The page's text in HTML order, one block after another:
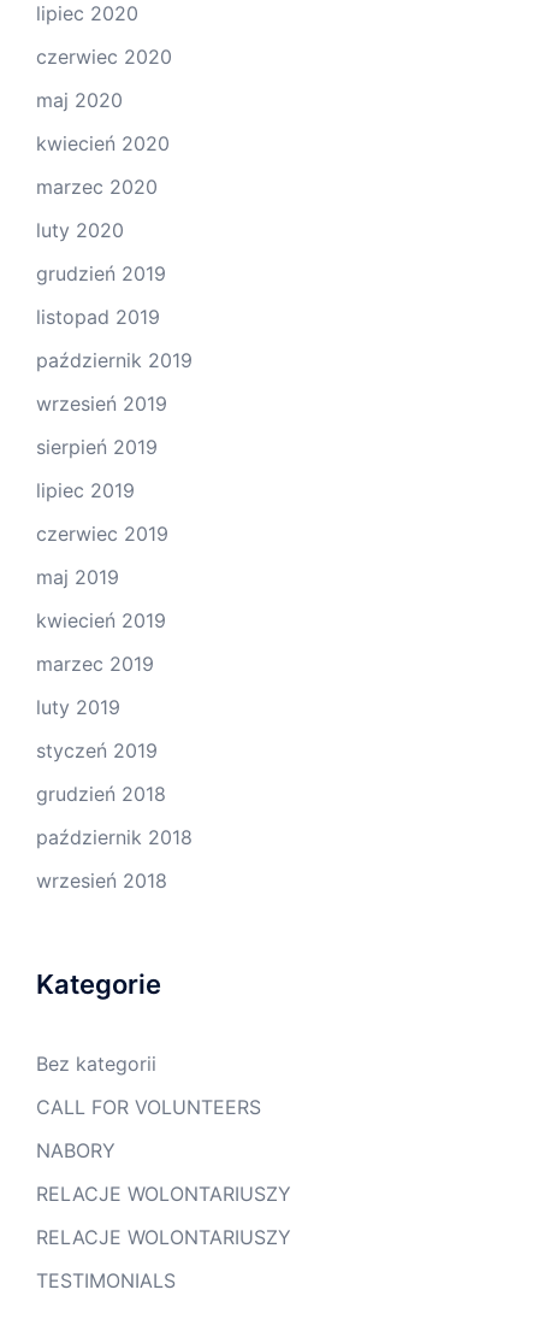
lipiec 2020
czerwiec 2020
maj 2020
kwiecień 2020
marzec 2020
luty 2020
grudzień 2019
listopad 2019
październik 2019
wrzesień 2019
sierpień 2019
lipiec 2019
czerwiec 2019
maj 2019
kwiecień 2019
marzec 2019
luty 2019
styczeń 2019
grudzień 2018
październik 2018
wrzesień 2018
Kategorie
Bez kategorii
CALL FOR VOLUNTEERS
NABORY
RELACJE WOLONTARIUSZY
RELACJE WOLONTARIUSZY
TESTIMONIALS